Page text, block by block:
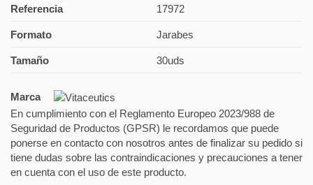
Referencia 17972
Formato Jarabes
Tamaño 30uds
Marca
En cumplimiento con el Reglamento Europeo 2023/988 de
Seguridad de Productos (GPSR) le recordamos que puede
ponerse en contacto con nosotros antes de finalizar su pedido si
tiene dudas sobre las contraindicaciones y precauciones a tener
en cuenta con el uso de este producto.